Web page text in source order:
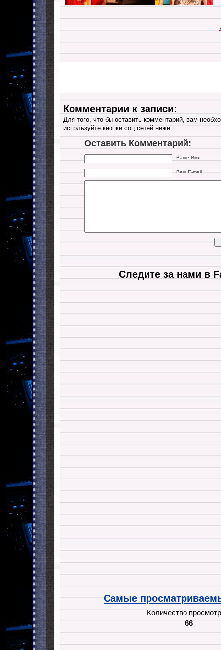
Комментарии к записи:
Для того, что бы оставить комментарий, вам
используйте кнопки соц сетей ниже:
Оставить Комментарий:
Ваше Имя
Ваш E-mail
Следите за нами в
Самые
Количество
66